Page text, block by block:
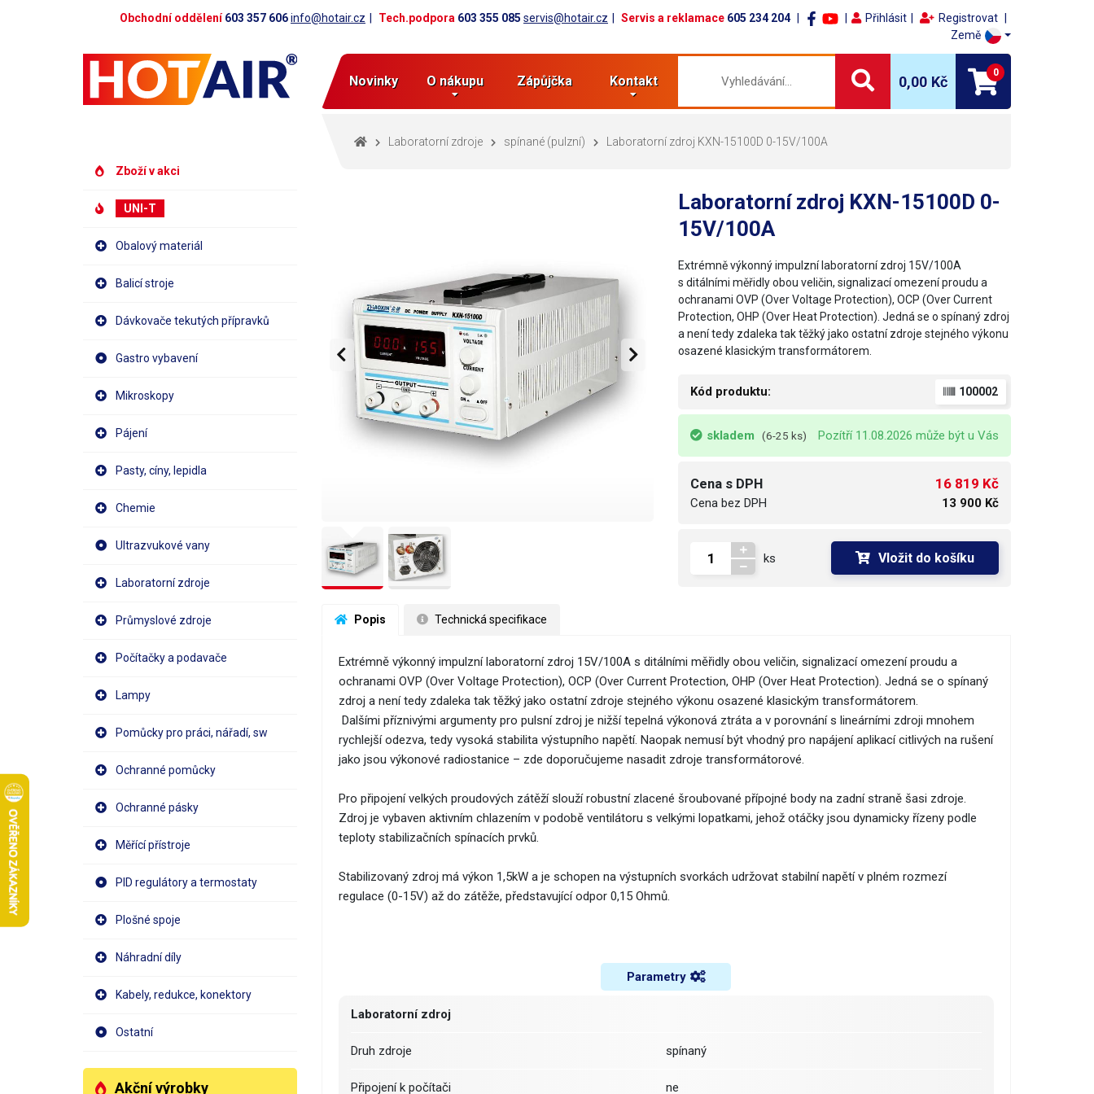
Obchodní oddělení603 357 606info@hotair.cz Tech.podpora 603 355 085 servis@hotair.cz Servis a reklamace 605 234 204 Přihlásit
Registrovat
Země
Novinky O nákupu Zápůjčka Kontakt 0,00 Kč
0
Zboží v akci
UNI-T
Obalový materiál
Balicí stroje
Dávkovače tekutých přípravků
Gastro vybavení
Mikroskopy
Pájení
Pasty, cíny, lepidla
Chemie
Ultrazvukové vany
Laboratorní zdroje
Průmyslové zdroje
Počítačky a podavače
Lampy
Pomůcky pro práci, nářadí, sw
Ochranné pomůcky
Ochranné pásky
Měřící přístroje
PID regulátory a termostaty
Plošné spoje
Náhradní díly
Kabely, redukce, konektory
Ostatní
Akční výrobky
Laboratorní zdroje spínané (pulzní) Laboratorní zdroj KXN-15100D 0-15V/100A
Laboratorní zdroj KXN-15100D 0-
15V/100A
Extrémně výkonný impulzní laboratorní zdroj 15V/100A
s ditálními měřidly obou veličin, signalizací omezení proudu a
ochranami OVP (Over Voltage Protection), OCP (Over Current
Protection, OHP (Over Heat Protection). Jedná se o spínaný zdroj
a není tedy zdaleka tak těžký jako ostatní zdroje stejného výkonu
osazené klasickým transformátorem.
Kód produktu: 100002
skladem (6-25 ks) Pozítří 11.08.2026 může být u Vás
Cena s DPH
Cena bez DPH
16 819 Kč
13 900 Kč
ks Vložit do košíku
Popis Technická specifikace
Extrémně výkonný impulzní laboratorní zdroj 15V/100A s ditálními měřidly obou veličin, signalizací omezení proudu a
ochranami OVP (Over Voltage Protection), OCP (Over Current Protection, OHP (Over Heat Protection). Jedná se o spínaný
zdroj a není tedy zdaleka tak těžký jako ostatní zdroje stejného výkonu osazené klasickým transformátorem.
Dalšími příznivými argumenty pro pulsní zdroj je nižší tepelná výkonová ztráta a v porovnání s lineárními zdroji mnohem
rychlejší odezva, tedy vysoká stabilita výstupního napětí. Naopak nemusí být vhodný pro napájení aplikací citlivých na rušení
jako jsou výkonové radiostanice – zde doporučujeme nasadit zdroje transformátorové.
Pro připojení velkých proudových zátěží slouží robustní zlacené šroubované přípojné body na zadní straně šasi zdroje.
Zdroj je vybaven aktivním chlazením v podobě ventilátoru s velkými lopatkami, jehož otáčky jsou dynamicky řízeny podle
teploty stabilizačních spínacích prvků.
Stabilizovaný zdroj má výkon 1,5kW a je schopen na výstupních svorkách udržovat stabilní napětí v plném rozmezí
regulace (0-15V) až do zátěže, představující odpor 0,15 Ohmů.
Parametry
Laboratorní zdroj
Druh zdroje spínaný
Připojení k počítači ne